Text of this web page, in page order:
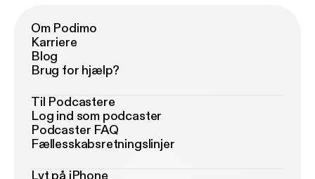
Om Podimo
Karriere
Blog
Brug for hjælp?
Til Podcastere
Log ind som podcaster
Podcaster FAQ
Fællesskabsretningslinjer